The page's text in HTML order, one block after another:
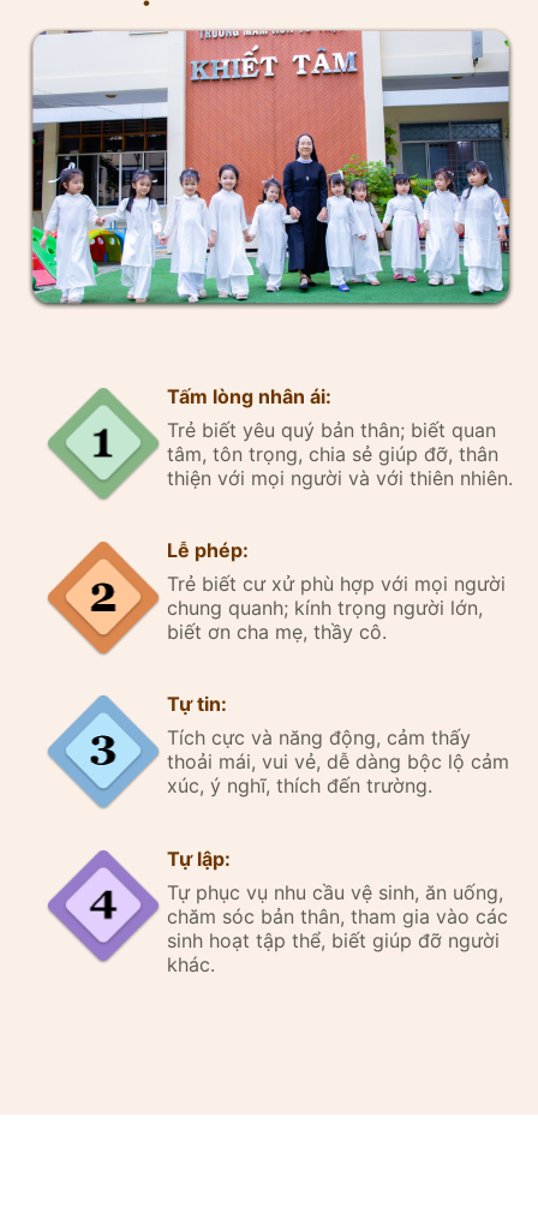
Tấm lòng nhân ái:
Trẻ biết yêu quý bản thân; biết quan
tâm, tôn trọng, chia sẻ giúp đỡ, thân
thiện với mọi người và với thiên nhiên.
Lễ phép:
Trẻ biết cư xử phù hợp với mọi người
chung quanh; kính trọng người lớn,
biết ơn cha mẹ, thầy cô.
Tự tin:
Tích cực và năng động, cảm thấy
thoải mái, vui vẻ, dễ dàng bộc lộ cảm
xúc, ý nghĩ, thích đến trường.
Tự lập:
Tự phục vụ nhu cầu vệ sinh, ăn uống,
chăm sóc bản thân, tham gia vào các
sinh hoạt tập thể, biết giúp đỡ người
khác.